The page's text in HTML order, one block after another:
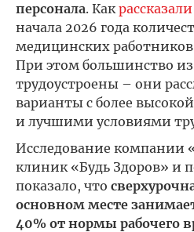
персонала. Какрассказали
начала 2026 года
медицинских работников
При этом большинство
трудоустроены – они
варианты с более
и лучшими условиями
Исследование компании
клиник «Будь Здоров» и
показало, что
основном месте
40% от нормы рабочего